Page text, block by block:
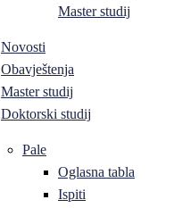
Master studij
Novosti
Obavještenja
Master studij
Doktorski studij
Pale
Oglasna tabla
Ispiti